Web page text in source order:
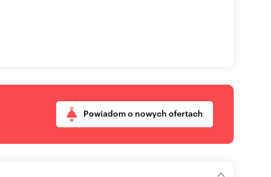
Powiadom o nowych ofertach